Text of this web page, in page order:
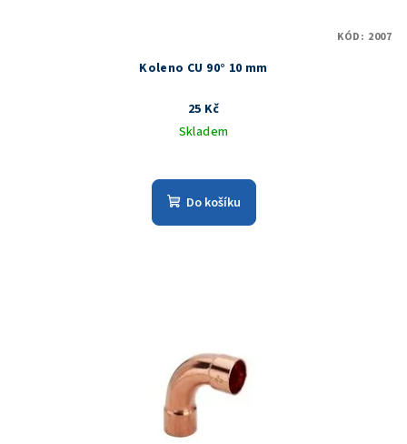
Koleno CU 90° 10 mm
25 Kč
Skladem
Do košíku
KÓD: 2007